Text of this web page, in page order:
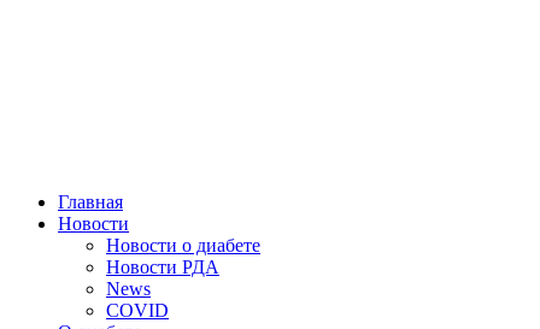
Главная
Новости
Новости о диабете
Новости РДА
News
COVID